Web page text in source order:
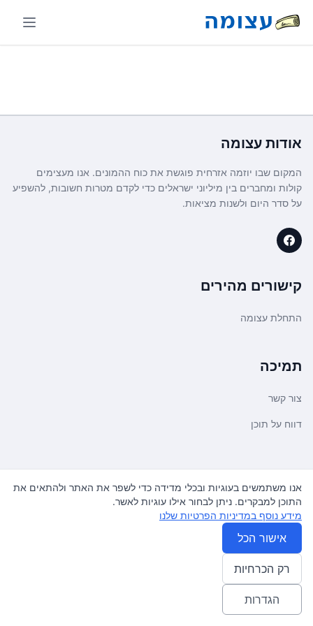
אודות עצומה
המקום שבו יוזמה אזרחית פוגשת את כוח ההמונים. אנו מעצימים
קולות ומחברים בין מיליוני ישראלים כדי לקדם מטרות חשובות, להשפיע
על סדר היום ולשנות מציאות.
קישורים מהירים
התחלת עצומה
תמיכה
צור קשר
דווח על תוכן
משפטי ועדכונים
מדיניות פרטיות
תנאי שימוש
© 2026 עצומה. כל הזכויות שמורות.
אנו משתמשים בעוגיות ובכלי מדידה כדי לשפר את האתר ולהתאים את
התוכן למבקרים. ניתן לבחור אילו עוגיות לאשר.
מידע נוסף במדיניות הפרטיות שלנו
אישור הכל
רק הכרחיות
הגדרות